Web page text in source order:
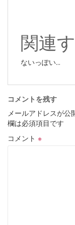
関連
ないっぽい...
コメントを残す
メールアドレスが公
欄は必須項目です
コメント ※